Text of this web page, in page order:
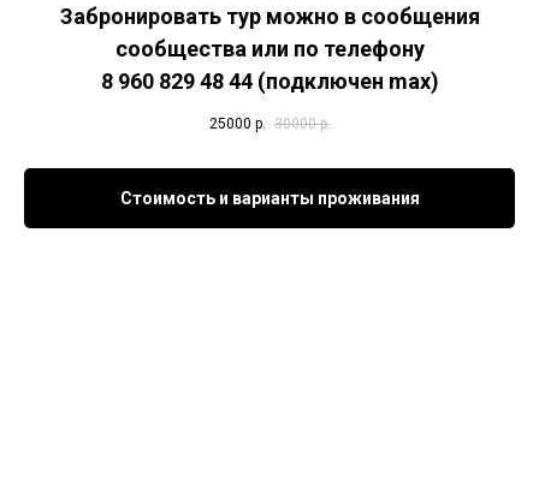
Забронировать тур можно в сообщения
сообщества или по телефону
8 960 829 48 44 (подключен max)
25000 р. 30000 р.
Стоимость и варианты проживания